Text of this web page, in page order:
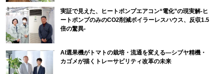
実証で見えた、ヒートポンプエアコン“電化”の現実解-ヒ
ートポンプのみのCO2削減ボイラーレスハウス、反収1.5
倍の驚異-
AI選果機がトマトの栽培・流通を変える―シブヤ精機・
カゴメが描くトレーサビリティ改革の未来